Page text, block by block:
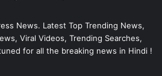
News. Latest Top Trending News,
Viral Videos, Trending Searches,
for all the breaking news in Hindi !